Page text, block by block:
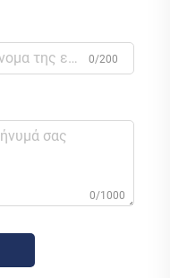
0/200
0/1000